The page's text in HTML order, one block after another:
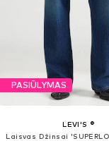
PASIŪLYMAS
LEVI'S ®
Laisvas Džinsai